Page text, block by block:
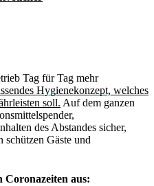
Tag für Tag mehr
Hygienekonzept, welches
soll. Auf dem ganzen
des Abstandes sicher,
schützen Gäste und
Coronazeiten aus: